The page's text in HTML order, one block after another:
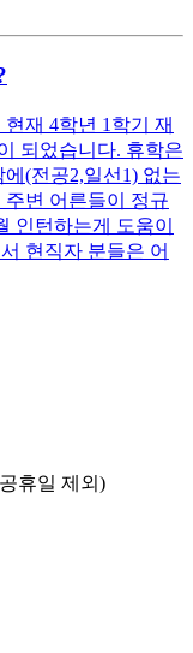
재 4학년 1학기 재
되었습니다. 휴학은
(전공2,일선1) 없는
변 어른들이 정규
인턴하는게 도움이
현직자 분들은 어
휴일 제외)